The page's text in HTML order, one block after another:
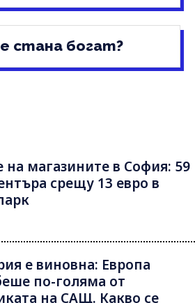
стана богат?
на магазините в София: 59
срещу 13 евро в
е виновна: Европа
по-голяма от
на САЩ. Какво се